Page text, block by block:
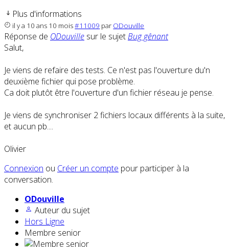
Plus d'informations
il y a 10 ans 10 mois#11009 par ODouville
Réponse de ODouville sur le sujetBug gênant
Salut,
Je viens de refaire des tests. Ce n'est pas l'ouverture du'n
deuxième fichier qui pose problème.
Ca doit plutôt être l'ouverture d'un fichier réseau je pense.
Je viens de synchroniser 2 fichiers locaux différents à la suite,
et aucun pb....
Olivier
Connexion ou Créer un compte pour participer à la
conversation.
ODouville
Auteur du sujet
Hors Ligne
Membre senior